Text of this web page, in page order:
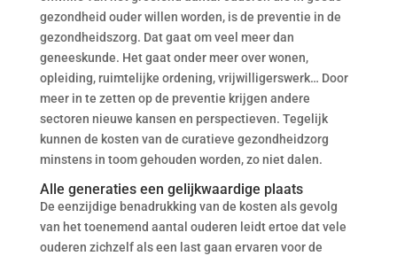
gezondheid ouder willen worden, is de preventie in de
gezondheidszorg. Dat gaat om veel meer dan
geneeskunde. Het gaat onder meer over wonen,
opleiding, ruimtelijke ordening, vrijwilligerswerk… Door
meer in te zetten op de preventie krijgen andere
sectoren nieuwe kansen en perspectieven. Tegelijk
kunnen de kosten van de curatieve gezondheidzorg
minstens in toom gehouden worden, zo niet dalen.
Alle generaties een gelijkwaardige plaats
De eenzijdige benadrukking van de kosten als gevolg
van het toenemend aantal ouderen leidt ertoe dat vele
ouderen zichzelf als een last gaan ervaren voor de